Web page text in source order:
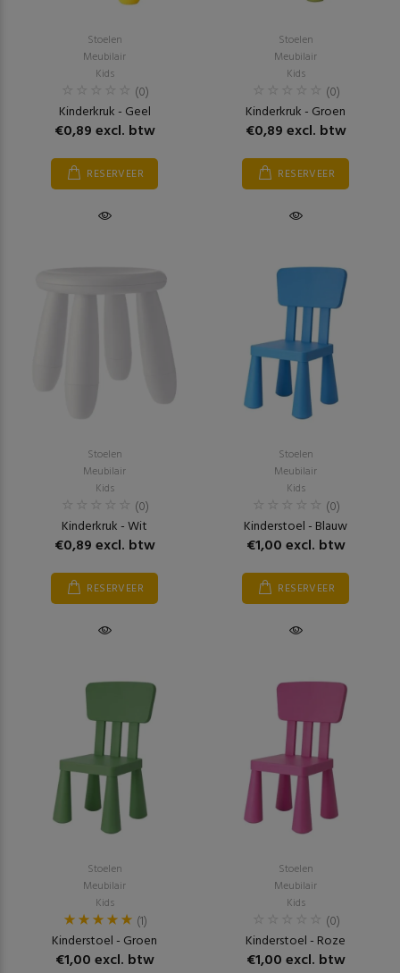
Stoelen
Meubilair
Kids
(0)
Kinderkruk - Geel
€0,89 excl. btw
RESERVEER
Stoelen
Meubilair
Kids
(0)
Kinderkruk - Groen
€0,89 excl. btw
RESERVEER
Stoelen
Meubilair
Kids
(0)
Kinderkruk - Wit
€0,89 excl. btw
RESERVEER
Stoelen
Meubilair
Kids
(0)
Kinderstoel - Blauw
€1,00 excl. btw
RESERVEER
Stoelen
Meubilair
Kids
(1)
Kinderstoel - Groen
€1,00 excl. btw
Stoelen
Meubilair
Kids
(0)
Kinderstoel - Roze
€1,00 excl. btw